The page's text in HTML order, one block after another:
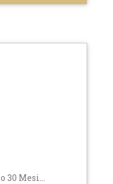
Mesi...